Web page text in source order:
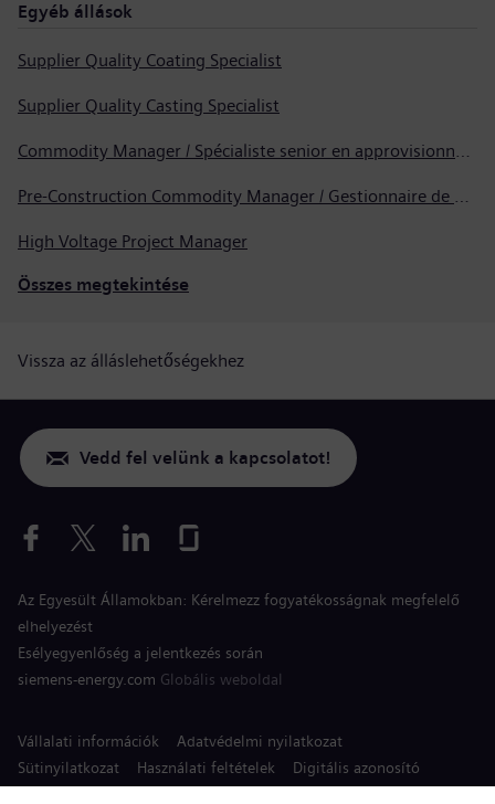
Egyéb állások
Supplier Quality Coating Specialist
Supplier Quality Casting Specialist
Commodity Manager / Spécialiste senior en approvisionnement
Pre-Construction Commodity Manager / Gestionnaire de produits avant la construction
High Voltage Project Manager
Összes megtekintése
Vissza az álláslehetőségekhez
Vedd fel velünk a kapcsolatot!
Az Egyesült Államokban: Kérelmezz fogyatékosságnak megfelelő
elhelyezést
Esélyegyenlőség a jelentkezés során
siemens-energy.com Globális weboldal
Vállalati információk
Adatvédelmi nyilatkozat
Sütinyilatkozat
Használati feltételek Digitális azonosító